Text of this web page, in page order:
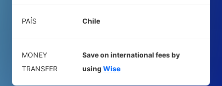
PAÍS Chile
MONEY
TRANSFER
Save on international fees by
using Wise